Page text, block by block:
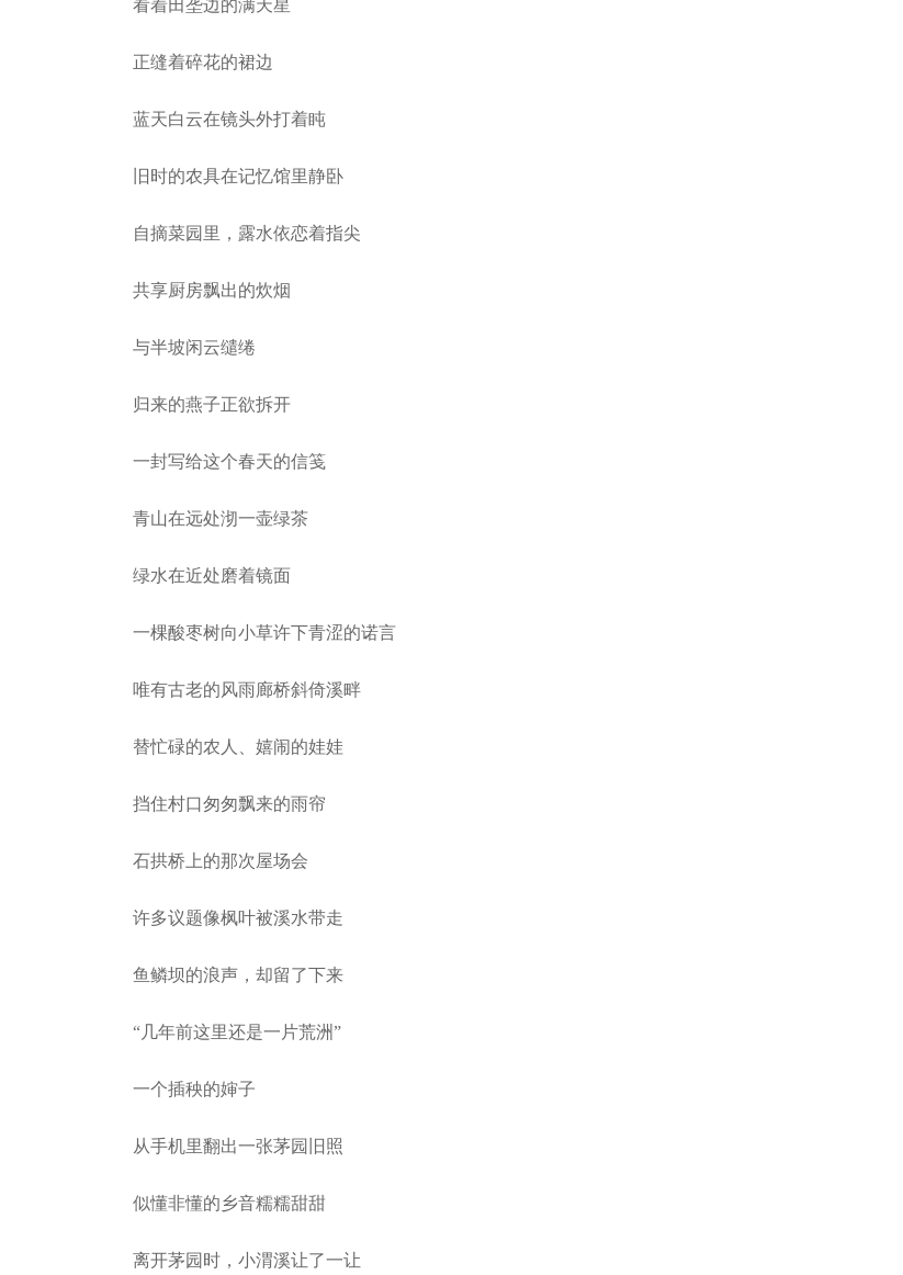
看着田垄边的满天星
正缝着碎花的裙边
蓝天白云在镜头外打着盹
旧时的农具在记忆馆里静卧
自摘菜园里，露水依恋着指尖
共享厨房飘出的炊烟
与半坡闲云缱绻
归来的燕子正欲拆开
一封写给这个春天的信笺
青山在远处沏一壶绿茶
绿水在近处磨着镜面
一棵酸枣树向小草许下青涩的诺言
唯有古老的风雨廊桥斜倚溪畔
替忙碌的农人、嬉闹的娃娃
挡住村口匆匆飘来的雨帘
石拱桥上的那次屋场会
许多议题像枫叶被溪水带走
鱼鳞坝的浪声，却留了下来
“几年前这里还是一片荒洲”
一个插秧的婶子
从手机里翻出一张茅园旧照
似懂非懂的乡音糯糯甜甜
离开茅园时，小渭溪让了一让